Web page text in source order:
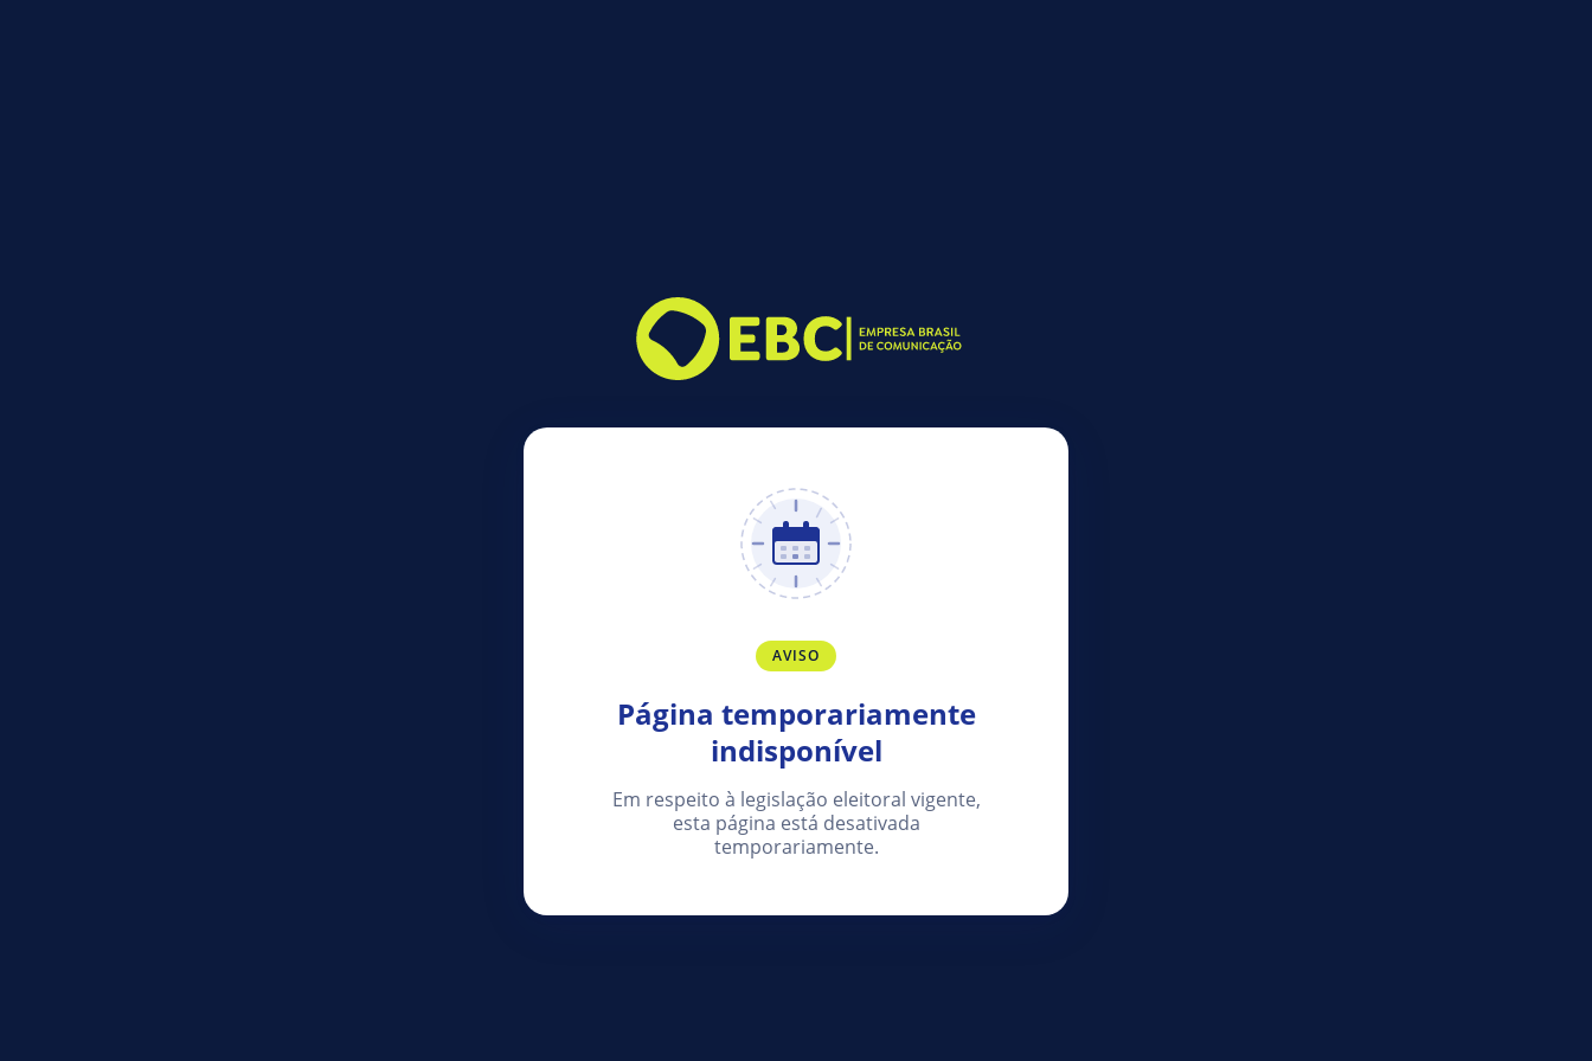
AVISO
Página temporariamente
indisponível
Em respeito à legislação eleitoral vigente,
esta página está desativada
temporariamente.